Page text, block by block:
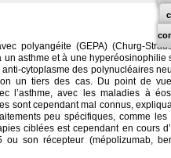
polyangéite (GEPA) (Churg-
asthme et à une
cytoplasme des polynucléaires
un tiers des cas. Du point de
l’asthme, avec les maladies à
sont cependant mal connus,
peu spécifiques, comme
ciblées est cependant en cours
ou son récepteur (mépolizumab,